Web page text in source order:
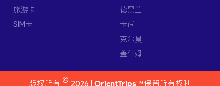
旅游卡
SIM卡
德黑兰
卡尚
克尔曼
盖什姆
版权所有 © 2026 | OrientTrips™保留所有权利